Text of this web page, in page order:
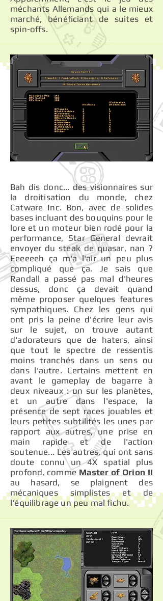
méchants Allemands qui a le mieux
marché, bénéficiant de suites et
spin-offs.
Bah dis donc… des visionnaires sur
la droitisation du monde, chez
Catware Inc. Bon, avec de solides
bases incluant des bouquins pour le
lore et un moteur bien rodé pour la
performance, Star General devrait
envoyer du steak de quasar, nan ?
Eeeeeeh ça m'a l'air un peu plus
compliqué que ça. Je sais que
Randall a passé pas mal d'heures
dessus, donc ça devait quand
même proposer quelques features
sympathiques. Chez les gens qui
ont pris la peine d'écrire leur avis
sur le sujet, on trouve autant
d'adorateurs que de haters, ainsi
que tout le spectre de ressentis
moins tranchés dans un sens ou
dans l'autre. Certains mettent en
avant le gameplay de bagarre à
deux niveaux : un sur les planètes,
et un autre dans l'espace, la
présence de sept races jouables et
leurs petites subtilités les unes par
rapport aux autres, une prise en
main rapide et de l'action
soutenue... Les autres, qui ont sans
doute connu un 4X spatial plus
profond, comme Master of Orion II
au hasard, se plaignent des
mécaniques simplistes et de
l'équilibrage un peu mal fichu.